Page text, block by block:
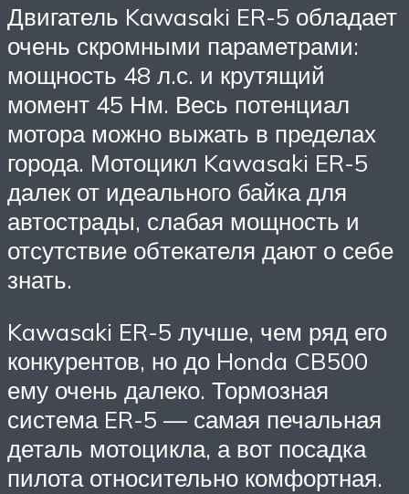
Двигатель Kawasaki ER-5 обладает
очень скромными параметрами:
мощность 48 л.с. и крутящий
момент 45 Нм. Весь потенциал
мотора можно выжать в пределах
города. Мотоцикл Kawasaki ER-5
далек от идеального байка для
автострады, слабая мощность и
отсутствие обтекателя дают о себе
знать.
Kawasaki ER-5 лучше, чем ряд его
конкурентов, но до Honda CB500
ему очень далеко. Тормозная
система ER-5 — самая печальная
деталь мотоцикла, а вот посадка
пилота относительно комфортная.